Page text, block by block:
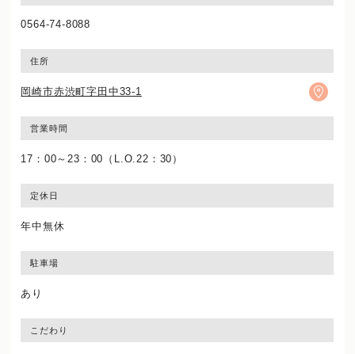
0564-74-8088
住所
岡崎市赤渋町字田中33-1
営業時間
17：00～23：00（L.O.22：30）
定休日
年中無休
駐車場
あり
こだわり